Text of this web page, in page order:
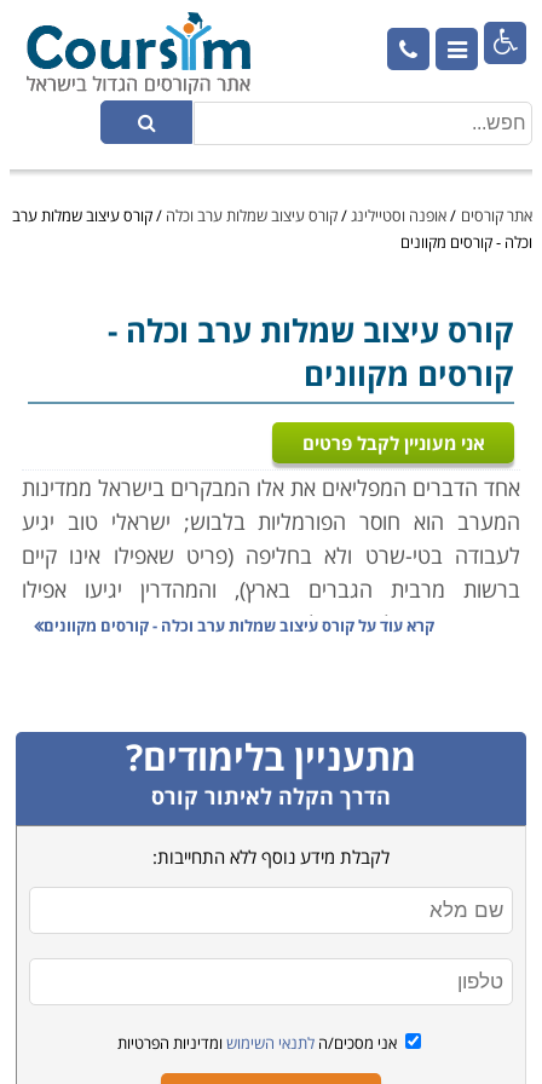

אתר קורסים /אופנה וסטיילינג/קורס עיצוב שמלות ערב וכלה /קורס עיצוב שמלות ערב
וכלה - קורסים מקוונים
קורס עיצוב שמלות ערב וכלה -
קורסים מקוונים
אני מעוניין לקבל פרטים
אחד הדברים המפליאים את אלו המבקרים בישראל ממדינות
המערב הוא חוסר הפורמליות בלבוש; ישראלי טוב יגיע
לעבודה בטי-שרט ולא בחליפה (פריט שאפילו אינו קיים
ברשות מרבית הגברים בארץ), והמהדרין יגיעו אפילו
בכפכפים. גם לבושן של הנשים נגזר מאותו אופי חברתי,
שהמפגש של האזרח הממוצע עם מלבושים חגיגיים
ורשמיים קורה בדרך כלל ביום המרגש והחגיגי ביותר בחיי
הישראלי: ה ח ת ו נ ה.
החתונה היא הערב בו כל זרוקה הופכת למלכה וכל מרושל
מתלבש כמו מנכ"ל. גם הזוג השאנטי ביותר, חובבי הגופיות,
הקרוקס ומכנסי-הדייגים מהודו יוצאים בו מגדרם, ועוטים על
עצמם לבוש רשמי ויוקרתי, שלא היו שוקלים או אפילו מעזים
להופיע בו בשום יום אחר בחייהם. אליהם מצטרפות גם
האמהות המגונדרות בשמלות הערב אותן תמיד חלמו לרכוש
קרא עוד עלקורס עיצוב שמלות ערב וכלה - קורסים מקוונים
מתעניין בלימודים?
הדרך הקלה לאיתור קורס
לקבלת מידע נוסף ללא התחייבות:
אני מסכים/ה לתנאי השימוש ומדיניות הפרטיות